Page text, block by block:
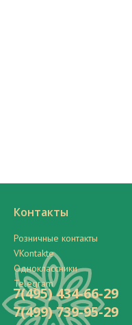
Контакты
Розничные контакты
VKontakte
Одноклассники
Telegram
7(495) 434-66-29
7(499) 739-95-29